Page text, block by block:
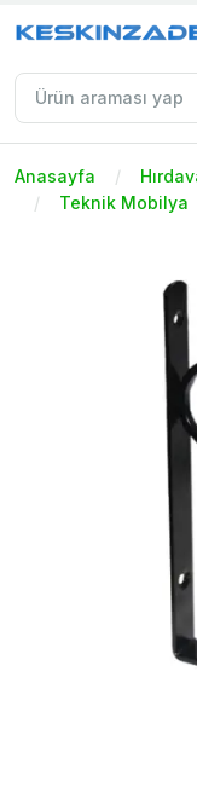
Anasayfa
Teknik Mobilya